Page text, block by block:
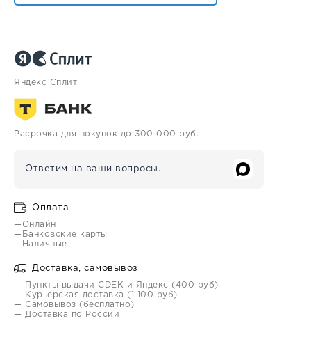
Яндекс Сплит
Расрочка для покупок до 300 000 руб.
Ответим на ваши вопросы.
Оплата
—Онлайн
—Банковские карты
—Наличные
Доставка, самовывоз
— Пункты выдачи CDEK и Яндекс (400 руб)
— Курьерская доставка (1 100 руб)
— Самовывоз (бесплатно)
— Доставка по России